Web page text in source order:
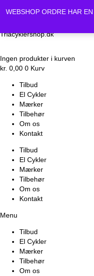
Vi holder lukket Mandag
cykler vil være klar Onsdag
Triacyklershop.dk
Ingen produkter i kurven
kr. 0,00 0 Kurv
Tilbud
El Cykler
Mærker
Tilbehør
Om os
Kontakt
Tilbud
El Cykler
Mærker
Tilbehør
Om os
Kontakt
Menu
Tilbud
El Cykler
Mærker
Tilbehør
Om os
WEBSHOP ORDRE HAR